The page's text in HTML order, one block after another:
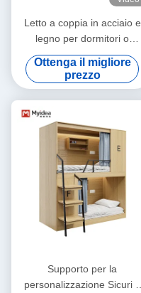
Letto a coppia in acciaio e
legno per dormitori o
appartamenti a soffitto
Ottenga il migliore
prezzo
Supporto per la
personalizzazione Sicuri e